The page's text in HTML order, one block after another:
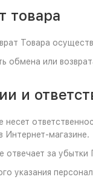
товара
Товара
обмена или
и
несет
Интернет-магазине.
отвечает за убытки
указания